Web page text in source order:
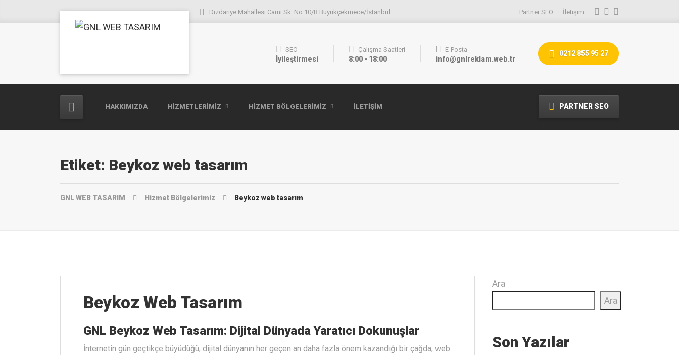
Dizdariye Mahallesi Cami Sk. No:10/B Büyükçekmece/İstanbul Partner SEO İletişim
PARTNER SEO
HAKKIMIZDA HIZMETLERIMIZ HIZMET BÖLGELERIMIZ İLETIŞIM
SEO
İyileştirmesi
Çalışma Saatleri
8:00 - 18:00
E-Posta
info@gnlreklam.web.tr
0212 855 95 27
Etiket: Beykoz web tasarım
GNL WEB TASARIM Hizmet Bölgelerimiz Beykoz web tasarım
Beykoz Web Tasarım
GNL Beykoz Web Tasarım: Dijital Dünyada Yaratıcı Dokunuşlar
İnternetin gün geçtikçe büyüdüğü, dijital dünyanın her geçen an daha fazla önem kazandığı bir çağda, web
Ara
Ara
Son Yazılar